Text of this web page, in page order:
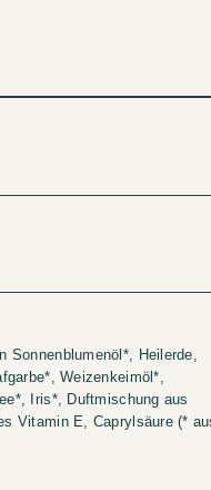
Sonnenblumenöl*, Heilerde,
Weizenkeimöl*,
Iris*, Duftmischung aus
Vitamin E, Caprylsäure (*